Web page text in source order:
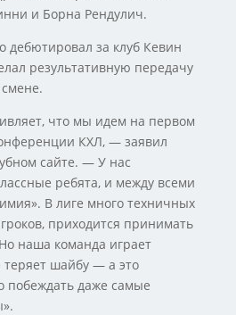
и Борна Рендулич.
дебютировал за клуб Кевин
результативную передачу
что мы идем на первом
КХЛ, — заявил
сайте. — У нас
ребята, и между всеми
В лиге много техничных
приходится принимать
наша команда играет
теряет шайбу — а это
побеждать даже самые